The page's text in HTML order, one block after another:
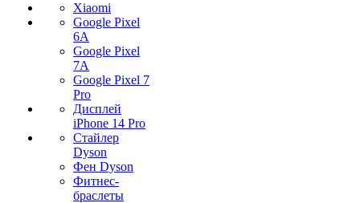
Xiaomi
Google Pixel
6A
Google Pixel
7А
Google Pixel 7
Pro
Дисплей
iPhone 14 Pro
Стайлер
Dyson
Фен Dyson
Фитнес-
браслеты